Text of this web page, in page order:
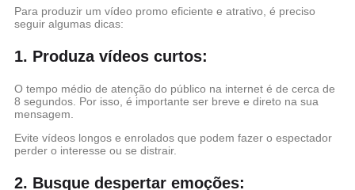
Para produzir um vídeo promo eficiente e atrativo, é preciso
seguir algumas dicas:
1. Produza vídeos curtos:
O tempo médio de atenção do público na internet é de cerca de
8 segundos. Por isso, é importante ser breve e direto na sua
mensagem.
Evite vídeos longos e enrolados que podem fazer o espectador
perder o interesse ou se distrair.
2. Busque despertar emoções: